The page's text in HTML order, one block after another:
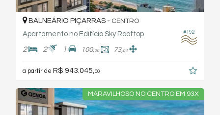
#192
BALNEÁRIO PIÇARRAS - CENTRO
Apartamento no Edifício Sky Rooftop
2 2 1 100,00 73,04
a partir de R$ 943.045, 00
MARAVILHOSO NO CENTRO EM 93X